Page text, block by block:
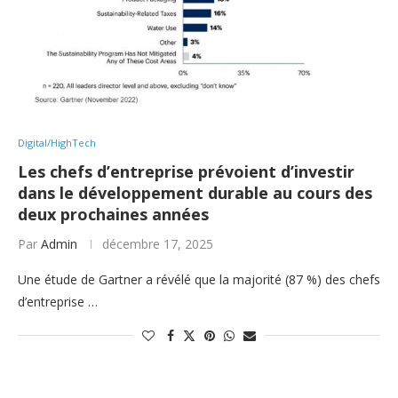
Digital/HighTech
Les chefs d’entreprise prévoient d’investir
dans le développement durable au cours des
deux prochaines années
Par Admin décembre 17, 2025
Une étude de Gartner a révélé que la majorité (87 %) des chefs
d’entreprise …